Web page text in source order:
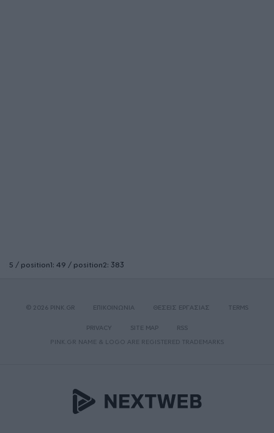
5 / position1: 49 / position2: 383
© 2026 PINK.GR ΕΠΙΚΟΙΝΩΝΙΑ ΘΕΣΕΙΣ ΕΡΓΑΣΙΑΣ TERMS
PRIVACY SITE MAP
RSS
PINK.GR NAME & LOGO ARE REGISTERED TRADEMARKS